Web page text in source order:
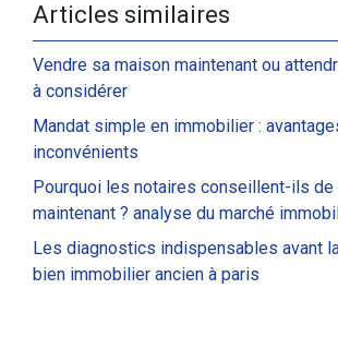
Articles similaires
Vendre sa maison maintenant ou
à considérer
Mandat simple en immobilier :
inconvénients
Pourquoi les notaires conseillent-ils de
maintenant ? analyse du marché
Les diagnostics indispensables avant
bien immobilier ancien à paris